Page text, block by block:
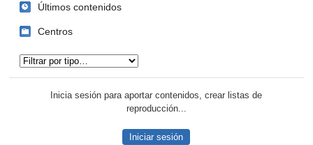
Últimos contenidos
Centros
Inicia sesión para aportar contenidos, crear listas de
reproducción...
Iniciar sesión